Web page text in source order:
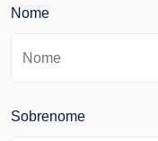
Nome
Sobrenome